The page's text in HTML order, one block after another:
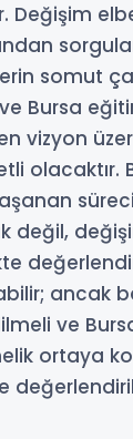
Değişim
somut
Bursa
vizyon
olacaktır.
değil,
ancak
ve
ortaya